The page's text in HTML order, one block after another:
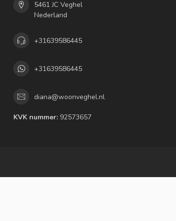
5461 JC Veghel
Nederland
+31639586445
+31639586445
diana@woonveghel.nl
KVK nummer: 92573657